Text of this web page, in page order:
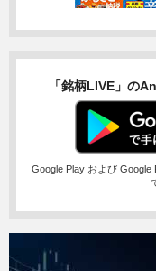
「銘柄LIVE」の
Google Play および